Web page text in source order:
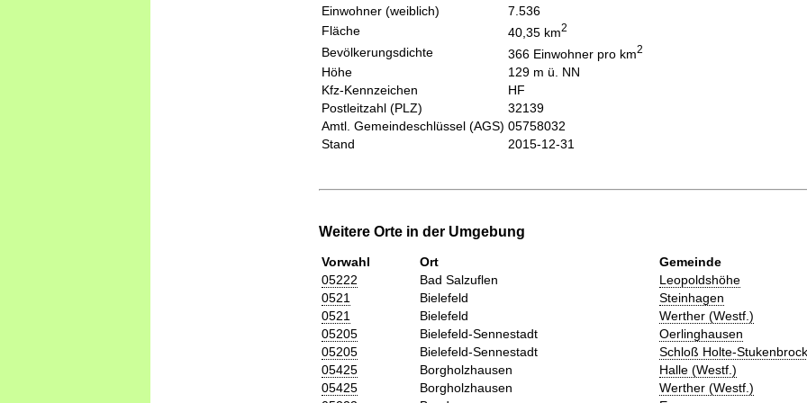
Einwohner (weiblich)
7.536
Fläche
40,35 km2
Bevölkerungsdichte 366 Einwohner pro km2
Höhe
129 m ü. NN
Kfz-Kennzeichen
HF
Postleitzahl (PLZ)
32139
Amtl. Gemeindeschlüssel (AGS) 05758032
Stand
2015-12-31
Weitere Orte in der Umgebung
Vorwahl Ort
Gemeinde
05222
Bad Salzuflen
Leopoldshöhe
0521
Bielefeld
Steinhagen
0521
Bielefeld
Werther (Westf.)
05205
Bielefeld-Sennestadt
Oerlinghausen
05205
Bielefeld-Sennestadt
Schloß Holte-Stukenbrock
05425
Borgholzhausen
Halle (Westf.)
05425
Borgholzhausen
Werther (Westf.)